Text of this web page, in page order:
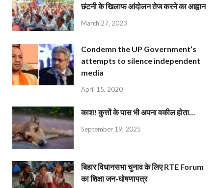
छंटनी के खिलाफ आंदोलन तेज करने का आह्वान
March 27, 2023
Condemn the UP Government’s
attempts to silence independent
media
April 15, 2020
काश! कुत्तों के पास भी अपना वकील होता…
September 19, 2025
बिहार विधानसभा चुनाव के लिए RTE Forum
का शिक्षा जन-घोषणापत्र